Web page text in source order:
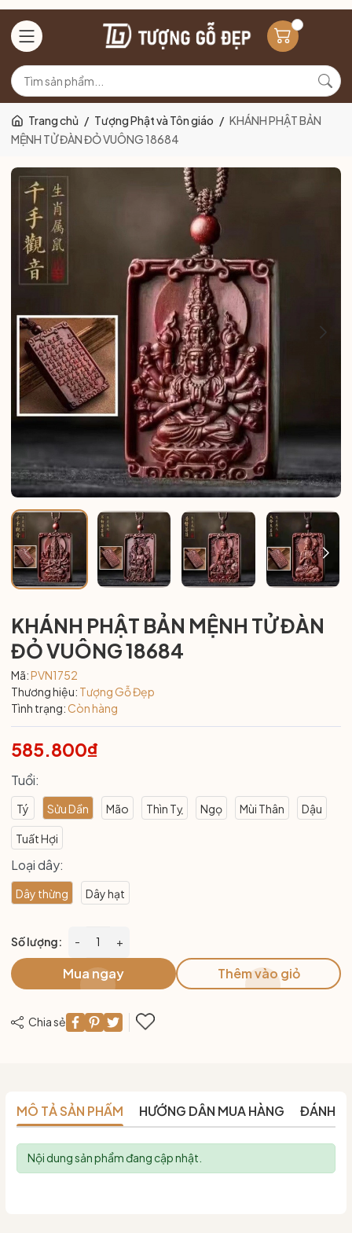
Trang chủ / Tượng Phật và Tôn giáo / KHÁNH PHẬT BẢN
MỆNH TỬ ĐÀN ĐỎ VUÔNG 18684
KHÁNH PHẬT BẢN MỆNH TỬ ĐÀN
ĐỎ VUÔNG 18684
Mã:PVN1752
Thương hiệu: Tượng Gỗ Đẹp
Tình trạng:Còn hàng
585.800₫
Tuổi:
Tý Sửu Dần Mão Thìn Tỵ Ngọ Mùi Thân Dậu
Tuất Hợi
Loại dây:
Dây thừng Dây hạt
Số lượng: - +
Mua ngay Thêm vào giỏ
Chia sẻ
MÔ TẢ SẢN PHẨM HƯỚNG DẪN MUA HÀNG ĐÁNH
Nội dung sản phẩm đang cập nhật.